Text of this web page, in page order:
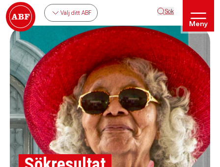
Välj ditt ABF Sök
Meny